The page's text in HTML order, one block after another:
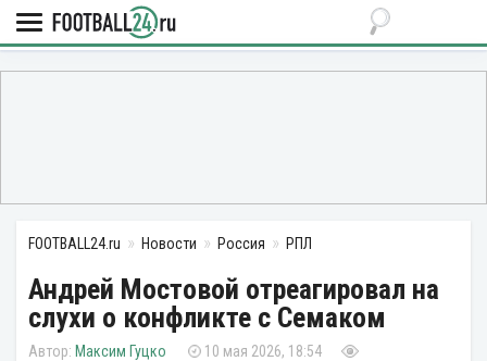
FOOTBALL24.ru Новости Россия РПЛ
Андрей Мостовой отреагировал на
слухи о конфликте с Семаком
Максим Гуцко 10 мая 2026, 18:54